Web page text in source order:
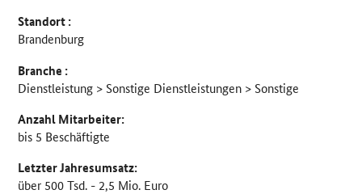
Standort :
Brandenburg
Branche :
Dienstleistung > Sonstige Dienstleistungen > Sonstige
Anzahl Mitarbeiter:
bis 5 Beschäftigte
Letzter Jahresumsatz:
über 500 Tsd. - 2,5 Mio. Euro